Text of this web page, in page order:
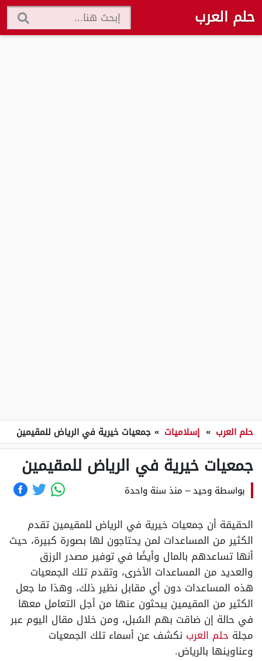
حلم العرب
حلم العرب » إسلاميات » جمعيات خيرية في الرياض للمقيمين
جمعيات خيرية في الرياض للمقيمين
بواسطة وحيد– منذ سنة واحدة
الحقيقة أن جمعيات خيرية في الرياض للمقيمين تقدم
الكثير من المساعدات لمن يحتاجون لها بصورة كبيرة، حيث
أنها تساعدهم بالمال وأيضًا في توفير مصدر الرزق
والعديد من المساعدات الأخرى، وتقدم تلك الجمعيات
هذه المساعدات دون أي مقابل نظير ذلك، وهذا ما جعل
الكثير من المقيمين يبحثون عنها من أجل التعامل معها
في حالة إن ضاقت بهم السُبل، ومن خلال مقال اليوم عبر
مجلة حلم العرب نكشف عن أسماء تلك الجمعيات
وعناوينها بالرياض.